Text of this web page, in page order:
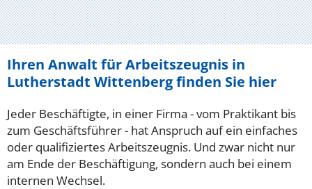
Ihren Anwalt für Arbeitszeugnis in
Lutherstadt Wittenberg finden Sie hier
Jeder Beschäftigte, in einer Firma - vom Praktikant bis
zum Geschäftsführer - hat Anspruch auf ein einfaches
oder qualifiziertes Arbeitszeugnis. Und zwar nicht nur
am Ende der Beschäftigung, sondern auch bei einem
internen Wechsel.